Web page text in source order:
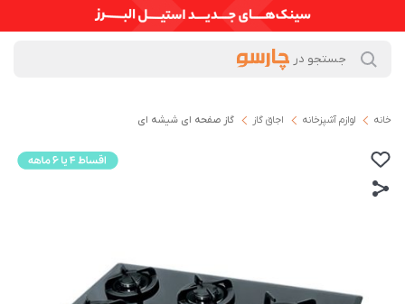
خانه لوازم آشپزخانه اجاق گاز گاز صفحه ای شیشه ای